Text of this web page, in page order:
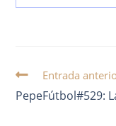
Entrada
PepeFútbol#529: